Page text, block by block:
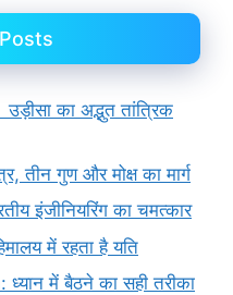
का अद्भुत तांत्रिक
गुण और मोक्ष का मार्ग
इंजीनियरिंग का चमत्कार
में रहता है यति
में बैठने का सही तरीका